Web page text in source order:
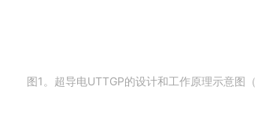
图1。超导电UTTGP的设计和工作原理示意图